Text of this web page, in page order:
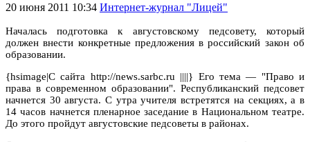
20 июня 2011 10:34 Интернет-журнал "Лицей"
Началась подготовка к августовскому педсовету, который
должен внести конкретные предложения в российский закон об
образовании.
{hsimage|С сайта http://news.sarbc.ru ||||} Его тема — "Право и
права в современном образовании". Республиканский педсовет
начнется 30 августа. С утра учителя встретятся на секциях, а в
14 часов начнется пленарное заседание в Национальном театре.
До этого пройдут августовские педсоветы в районах.